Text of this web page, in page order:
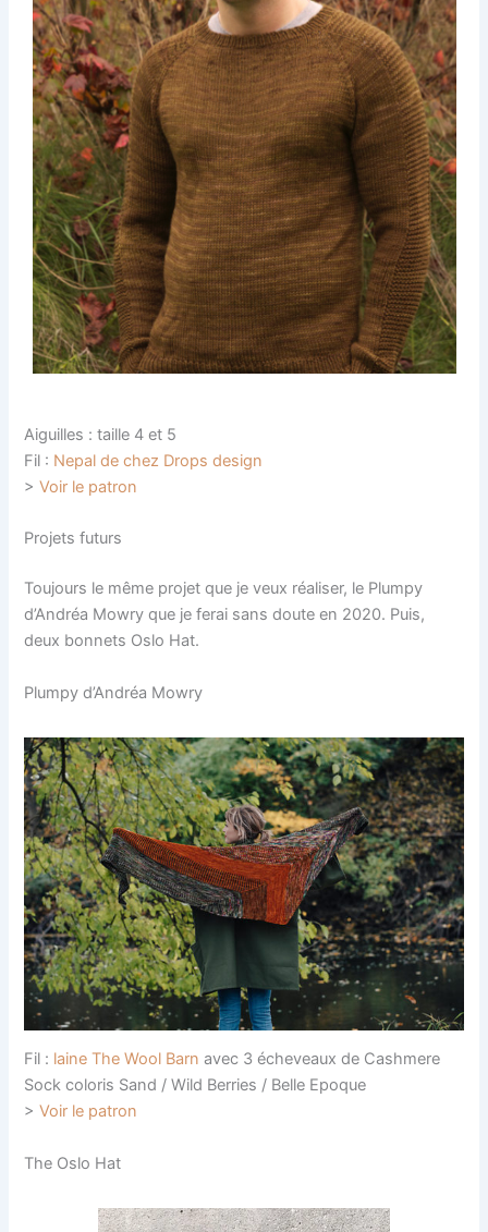
Aiguilles : taille 4 et 5
Fil : Nepal de chez Drops design
>Voir le patron
Projets futurs
Toujours le même projet que je veux réaliser, le Plumpy
d’Andréa Mowry que je ferai sans doute en 2020. Puis,
deux bonnets Oslo Hat.
Plumpy d’Andréa Mowry
Fil : laine The Wool Barn avec 3 écheveaux de Cashmere
Sock coloris Sand / Wild Berries / Belle Epoque
>Voir le patron
The Oslo Hat